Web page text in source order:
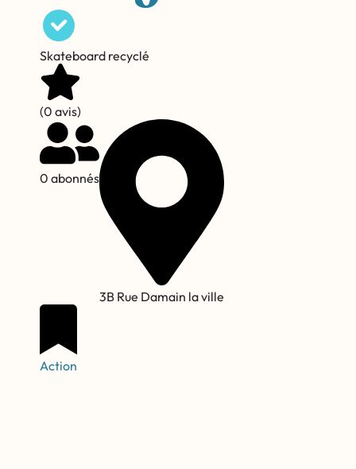
Skateboard recyclé
(0 avis)
0 abonnés
3B Rue Damain la ville
Action